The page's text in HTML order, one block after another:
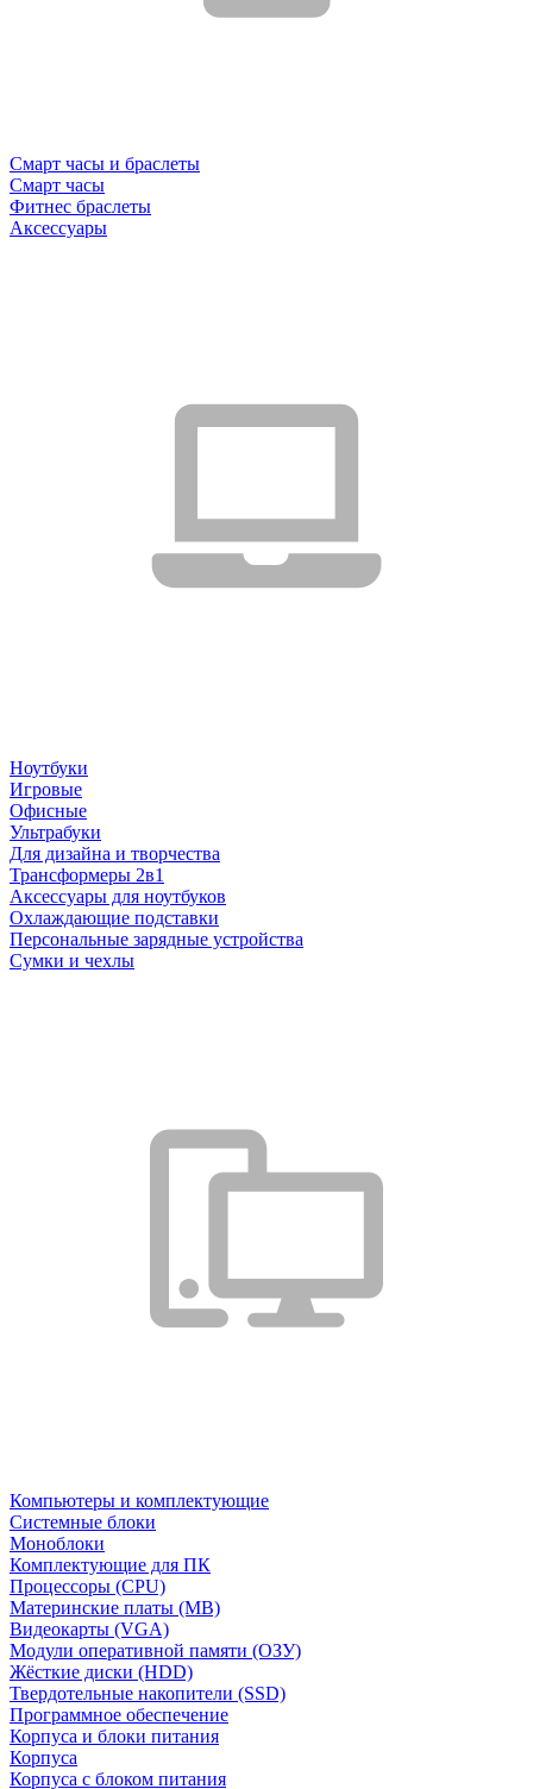
Смарт часы и браслеты
Смарт часы
Фитнес браслеты
Аксессуары
Ноутбуки
Игровые
Офисные
Ультрабуки
Для дизайна и творчества
Трансформеры 2в1
Аксессуары для ноутбуков
Охлаждающие подставки
Персональные зарядные устройства
Сумки и чехлы
Компьютеры и комплектующие
Системные блоки
Моноблоки
Комплектующие для ПК
Процессоры (CPU)
Материнские платы (MB)
Видеокарты (VGA)
Модули оперативной памяти (ОЗУ)
Жёсткие диски (HDD)
Твердотельные накопители (SSD)
Программное обеспечение
Корпуса и блоки питания
Корпуса
Корпуса с блоком питания